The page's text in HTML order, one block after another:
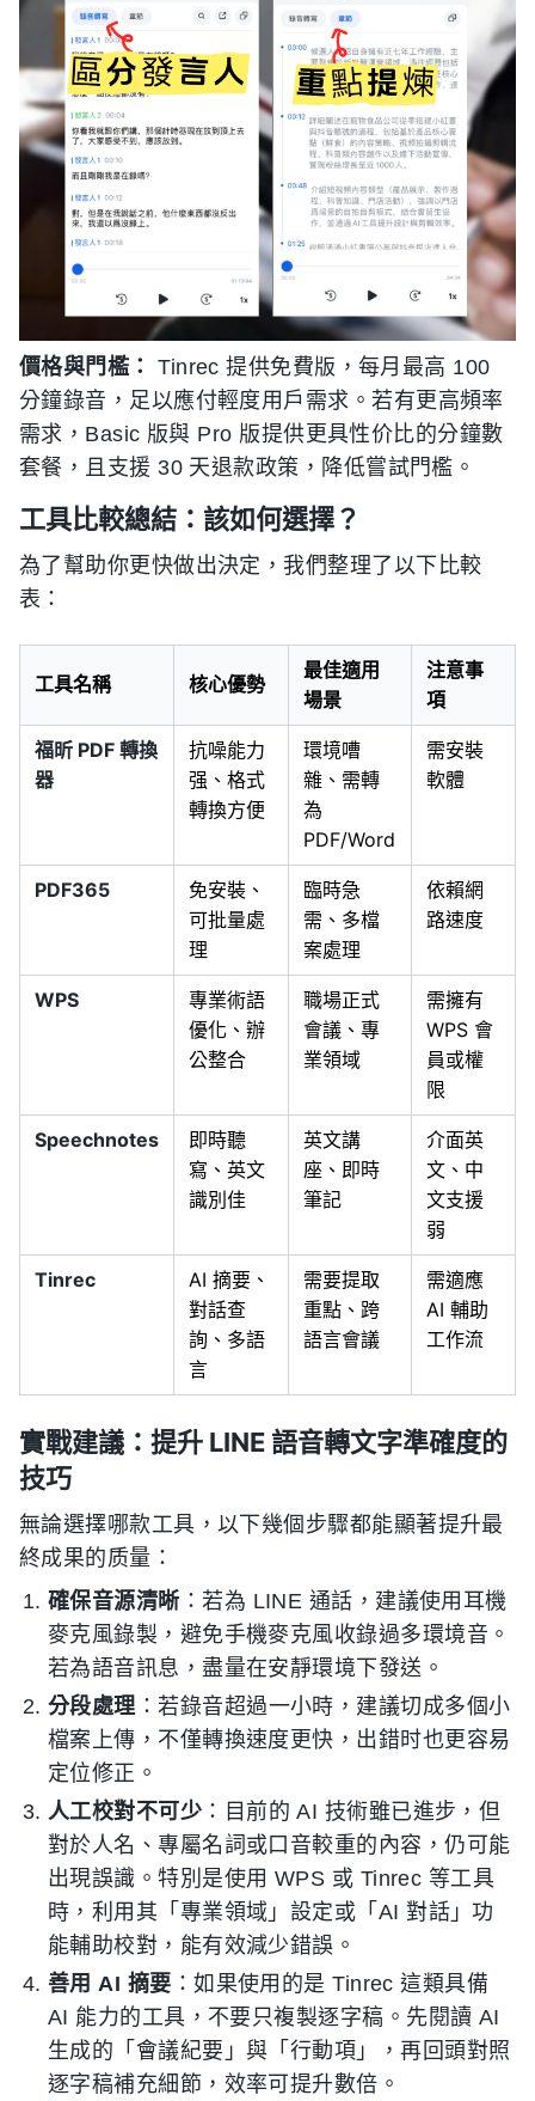
價格與門檻：
Tinrec 提供免費版，每月最高 100
分鐘錄音，足以應付輕度用戶需求。若有更高頻率
需求，Basic 版與 Pro 版提供更具性价比的分鐘數
套餐，且支援 30 天退款政策，降低嘗試門檻。
工具比較總結：該如何選擇？
為了幫助你更快做出決定，我們整理了以下比較
表：
工具名稱 核心優勢
最佳適用
場景
注意事
項
福昕 PDF 轉換
器
抗噪能力
强、格式
轉換方便
環境嘈
雜、需轉
為
PDF/Word
需安裝
軟體
PDF365
免安裝、
可批量處
理
臨時急
需、多檔
案處理
依賴網
路速度
WPS
專業術語
優化、辦
公整合
職場正式
會議、專
業領域
需擁有
WPS 會
員或權
限
Speechnotes
即時聽
寫、英文
識別佳
英文講
座、即時
筆記
介面英
文、中
文支援
弱
Tinrec
AI 摘要、
對話查
詢、多語
言
需要提取
重點、跨
語言會議
需適應
AI 輔助
工作流
實戰建議：提升 LINE 語音轉文字準確度的
技巧
無論選擇哪款工具，以下幾個步驟都能顯著提升最
終成果的质量：
確保音源清晰 ：若為 LINE 通話，建議使用耳機
麥克風錄製，避免手機麥克風收錄過多環境音。
若為語音訊息，盡量在安靜環境下發送。
分段處理：若錄音超過一小時，建議切成多個小
檔案上傳，不僅轉換速度更快，出錯时也更容易
定位修正。
人工校對不可少 ：目前的 AI 技術雖已進步，但
對於人名、專屬名詞或口音較重的內容，仍可能
出現誤識。特別是使用 WPS 或 Tinrec 等工具
時，利用其「專業領域」設定或「AI 對話」功
能輔助校對，能有效減少錯誤。
善用 AI 摘要 ：如果使用的是 Tinrec 這類具備
AI 能力的工具，不要只複製逐字稿。先閱讀 AI
生成的「會議紀要」與「行動項」，再回頭對照
逐字稿補充細節，效率可提升數倍。